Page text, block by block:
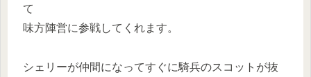
て
味方陣営に参戦してくれます。
シェリーが仲間になってすぐに騎兵のスコットが抜